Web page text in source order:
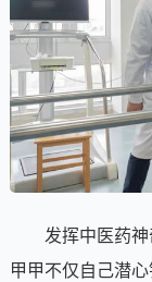
发挥中医药
甲甲不仅自己潜